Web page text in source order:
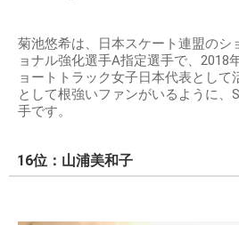
菊池悠希は、日本スケート連盟のシ
ョナル強化選手A指定選手で、2018
ョートトラック女子日本代表として
として根強いファンがいるように、
手です。
16位：山浦美和子